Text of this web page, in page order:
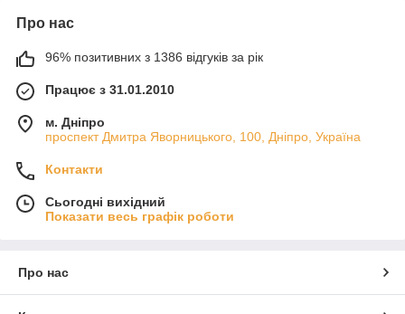
Про нас
96% позитивних з 1386 відгуків за рік
Працює з 31.01.2010
м. Дніпро
проспект Дмитра Яворницького, 100, Дніпро, Україна
Контакти
Сьогодні вихідний
Показати весь графік роботи
Про нас